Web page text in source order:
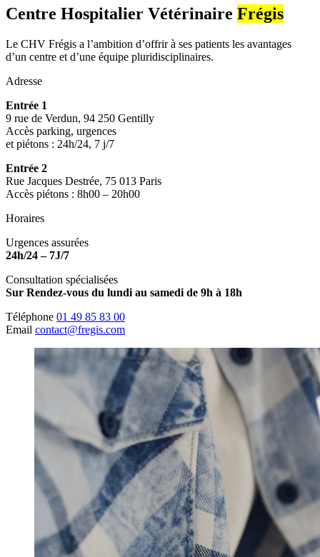
Centre Hospitalier Vétérinaire Frégis
Le CHV Frégis a l’ambition d’offrir à ses patients les avantages
d’un centre et d’une équipe pluridisciplinaires.
Adresse
Entrée 1
9 rue de Verdun, 94 250 Gentilly
Accès parking, urgences
et piétons : 24h/24, 7 j/7
Entrée 2
Rue Jacques Destrée, 75 013 Paris
Accès piétons : 8h00 – 20h00
Horaires
Urgences assurées
24h/24 – 7J/7
Consultation spécialisées
Sur Rendez-vous du lundi au samedi de 9h à 18h
Téléphone 01 49 85 83 00
Email contact@fregis.com